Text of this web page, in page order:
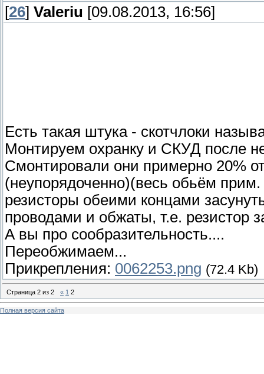
[26] Valeriu [09.08.2013, 16:56]
Есть такая штука - скотчлоки
Монтируем охранку и СКУД после
Смонтировали они примерно 20%
(неупорядоченно)(весь обьём
резисторы обеими концами
проводами и обжаты, т.е. резистор
А вы про сообразительность....
Переобжимаем...
Прикрепления: 0062253.png (72.4 Kb)
Страница 2 из 2 « 1 2
Полная версия сайта